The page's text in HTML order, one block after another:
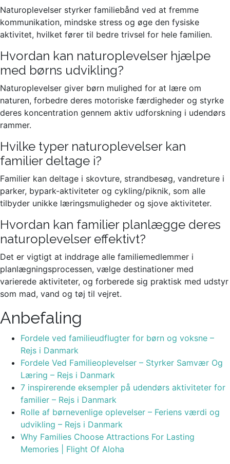
Naturoplevelser styrker familiebånd ved at fremme
kommunikation, mindske stress og øge den fysiske
aktivitet, hvilket fører til bedre trivsel for hele familien.
Hvordan kan naturoplevelser hjælpe
med børns udvikling?
Naturoplevelser giver børn mulighed for at lære om
naturen, forbedre deres motoriske færdigheder og styrke
deres koncentration gennem aktiv udforskning i udendørs
rammer.
Hvilke typer naturoplevelser kan
familier deltage i?
Familier kan deltage i skovture, strandbesøg, vandreture i
parker, bypark-aktiviteter og cykling/piknik, som alle
tilbyder unikke læringsmuligheder og sjove aktiviteter.
Hvordan kan familier planlægge deres
naturoplevelser effektivt?
Det er vigtigt at inddrage alle familiemedlemmer i
planlægningsprocessen, vælge destinationer med
varierede aktiviteter, og forberede sig praktisk med udstyr
som mad, vand og tøj til vejret.
Anbefaling
Fordele ved familieudflugter for børn og voksne –
Rejs i Danmark
Fordele Ved Familieoplevelser – Styrker Samvær Og
Læring – Rejs i Danmark
7 inspirerende eksempler på udendørs aktiviteter for
familier – Rejs i Danmark
Rolle af børnevenlige oplevelser – Feriens værdi og
udvikling – Rejs i Danmark
Why Families Choose Attractions For Lasting
Memories | Flight Of Aloha